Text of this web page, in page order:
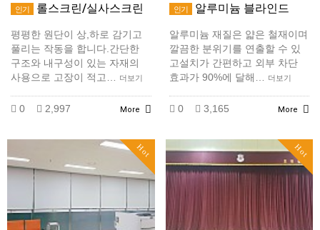
인기 롤스크린/실사스크린
평평한 원단이 상,하로 감기고
풀리는 작동을 합니다.간단한
구조와 내구성이 있는 자재의
사용으로 고장이 적고…
더보기
0 2,997 More
인기 알루미늄 블라인드
알루미늄 재질은 얇은 철재이며
깔끔한 분위기를 연출할 수 있
고설치가 간편하고 외부 차단
효과가 90%에 달해…
더보기
0 3,165 More
Hot Hot